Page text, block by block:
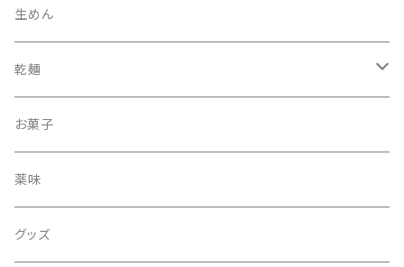
生めん
乾麺
丸
細まる
ひもかわ
お菓子
薬味
グッズ